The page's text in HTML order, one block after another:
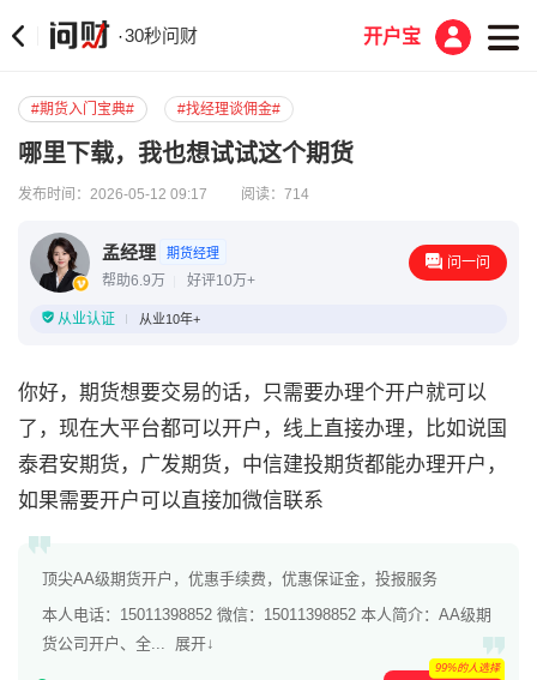
·30秒问财 开户宝
#期货入门宝典# #找经理谈佣金#
哪里下载，我也想试试这个期货
发布时间：2026-05-12 09:17 阅读：714
孟经理 期货经理
帮助6.9万 好评10万+
问一问
从业认证 从业10年+
你好，期货想要交易的话，只需要办理个开户就可以
了，现在大平台都可以开户，线上直接办理，比如说国
泰君安期货，广发期货，中信建投期货都能办理开户，
如果需要开户可以直接加微信联系
顶尖AA级期货开户，优惠手续费，优惠保证金，投报服务
本人电话：15011398852 微信：15011398852 本人简介：AA级期
货公司开户、全... 展开↓
99%的人选择